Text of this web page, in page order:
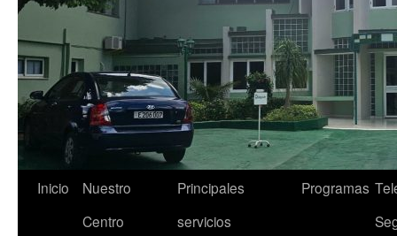
Saltar
Inicio
Nuestro
Centro
Principales
servicios
Programas